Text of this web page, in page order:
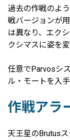
過去の作戦のよ
戦バージョンが
は異なり、エク
クシマスに姿を変
任意でParvosシ
ル・モートを入手
作戦アラ
天王星のBrutus